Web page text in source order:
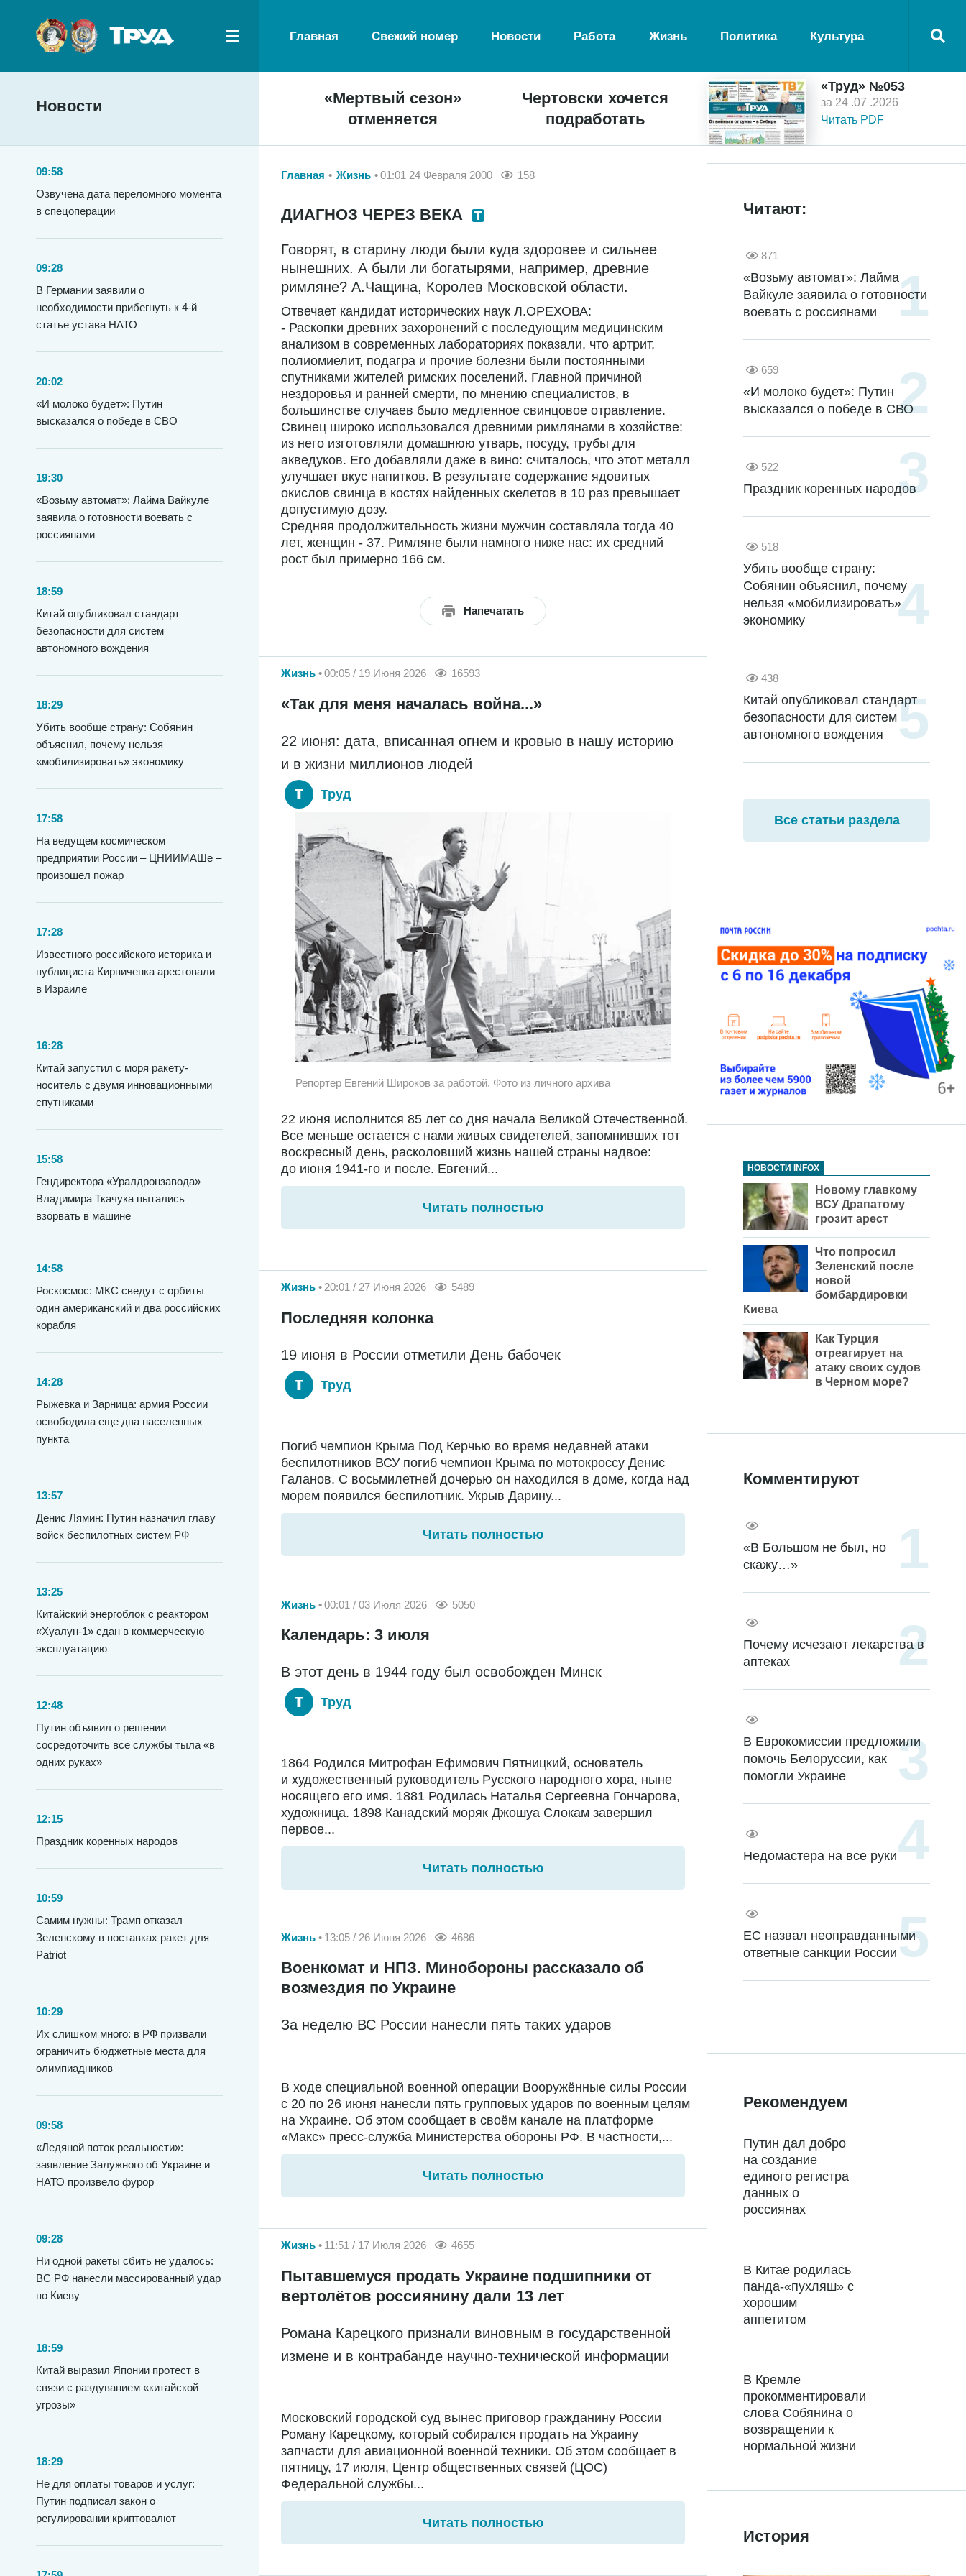
Главная Свежий номер Новости Работа Жизнь Политика Культура
Новости
«Мертвый сезон»
отменяется
Чертовски хочется
подработать
«Труд» №053
за 24 .07 .2026
Читать PDF
09:58
Озвучена дата переломного момента
в спецоперации
09:28
В Германии заявили о
необходимости прибегнуть к 4-й
статье устава НАТО
20:02
«И молоко будет»: Путин
высказался о победе в СВО
19:30
«Возьму автомат»: Лайма Вайкуле
заявила о готовности воевать с
россиянами
18:59
Китай опубликовал стандарт
безопасности для систем
автономного вождения
18:29
Убить вообще страну: Собянин
объяснил, почему нельзя
«мобилизировать» экономику
17:58
На ведущем космическом
предприятии России – ЦНИИМАШе –
произошел пожар
17:28
Известного российского историка и
публициста Кирпиченка арестовали
в Израиле
16:28
Китай запустил с моря ракету-
носитель с двумя инновационными
спутниками
15:58
Гендиректора «Уралдронзавода»
Владимира Ткачука пытались
взорвать в машине
14:58
Роскосмос: МКС сведут с орбиты
один американский и два российских
корабля
14:28
Рыжевка и Зарница: армия России
освободила еще два населенных
пункта
13:57
Денис Лямин: Путин назначил главу
войск беспилотных систем РФ
13:25
Китайский энергоблок с реактором
«Хуалун-1» сдан в коммерческую
эксплуатацию
12:48
Путин объявил о решении
сосредоточить все службы тыла «в
одних руках»
12:15
Праздник коренных народов
10:59
Самим нужны: Трамп отказал
Зеленскому в поставках ракет для
Patriot
10:29
Их слишком много: в РФ призвали
ограничить бюджетные места для
олимпиадников
09:58
«Ледяной поток реальности»:
заявление Залужного об Украине и
НАТО произвело фурор
09:28
Ни одной ракеты сбить не удалось:
ВС РФ нанесли массированный удар
по Киеву
18:59
Китай выразил Японии протест в
связи с раздуванием «китайской
угрозы»
18:29
Не для оплаты товаров и услуг:
Путин подписал закон о
регулировании криптовалют
Главная Жизнь 01:01 24 Февраля 2000 158
ДИАГНОЗ ЧЕРЕЗ ВЕКА
Говорят, в старину люди были куда здоровее и сильнее
нынешних. А были ли богатырями, например, древние
римляне? А.Чащина, Королев Московской области.
Отвечает кандидат исторических наук Л.ОРЕХОВА:
- Раскопки древних захоронений с последующим медицинским
анализом в современных лабораториях показали, что артрит,
полиомиелит, подагра и прочие болезни были постоянными
спутниками жителей римских поселений. Главной причиной
нездоровья и ранней смерти, по мнению специалистов, в
большинстве случаев было медленное свинцовое отравление.
Свинец широко использовался древними римлянами в хозяйстве:
из него изготовляли домашнюю утварь, посуду, трубы для
акведуков. Его добавляли даже в вино: считалось, что этот металл
улучшает вкус напитков. В результате содержание ядовитых
окислов свинца в костях найденных скелетов в 10 раз превышает
допустимую дозу.
Средняя продолжительность жизни мужчин составляла тогда 40
лет, женщин - 37. Римляне были намного ниже нас: их средний
рост был примерно 166 см.
Напечатать
Жизнь 00:05 / 19 Июня 2026 16593
«Так для меня началась война...»
22 июня: дата, вписанная огнем и кровью в нашу историю
и в жизни миллионов людей
Труд
Репортер Евгений Широков за работой. Фото из личного архива
22 июня исполнится 85 лет со дня начала Великой Отечественной.
Все меньше остается с нами живых свидетелей, запомнивших тот
воскресный день, расколовший жизнь нашей страны надвое:
до июня 1941-го и после. Евгений...
Читать полностью
Жизнь 20:01 / 27 Июня 2026 5489
Последняя колонка
19 июня в России отметили День бабочек
Труд
Погиб чемпион Крыма Под Керчью во время недавней атаки
беспилотников ВСУ погиб чемпион Крыма по мотокроссу Денис
Галанов. С восьмилетней дочерью он находился в доме, когда над
морем появился беспилотник. Укрыв Дарину...
Читать полностью
Жизнь 00:01 / 03 Июля 2026 5050
Календарь: 3 июля
В этот день в 1944 году был освобожден Минск
Труд
1864 Родился Митрофан Ефимович Пятницкий, основатель
и художественный руководитель Русского народного хора, ныне
носящего его имя. 1881 Родилась Наталья Сергеевна Гончарова,
художница. 1898 Канадский моряк Джошуа Слокам завершил
первое...
Читать полностью
Жизнь 13:05 / 26 Июня 2026 4686
Военкомат и НПЗ. Минобороны рассказало об
возмездия по Украине
За неделю ВС России нанесли пять таких ударов
В ходе специальной военной операции Вооружённые силы России
с 20 по 26 июня нанесли пять групповых ударов по военным целям
на Украине. Об этом сообщает в своём канале на платформе
«Макс» пресс-служба Министерства обороны РФ. В частности,...
Читать полностью
Жизнь 11:51 / 17 Июля 2026 4655
Пытавшемуся продать Украине подшипники от
вертолётов россиянину дали 13 лет
Романа Карецкого признали виновным в государственной
измене и в контрабанде научно-технической информации
Московский городской суд вынес приговор гражданину России
Роману Карецкому, который собирался продать на Украину
запчасти для авиационной военной техники. Об этом сообщает в
пятницу, 17 июля, Центр общественных связей (ЦОС)
Федеральной службы...
Читать полностью
Читают:
871
«Возьму автомат»: Лайма
Вайкуле заявила о готовности
воевать с россиянами
659
«И молоко будет»: Путин
высказался о победе в СВО
522
Праздник коренных народов
518
Убить вообще страну:
Собянин объяснил, почему
нельзя «мобилизировать»
экономику
438
Китай опубликовал стандарт
безопасности для систем
автономного вождения
Все статьи раздела
НОВОСТИ INFOX
Новому главкому
ВСУ Драпатому
грозит арест
Что попросил
Зеленский после
новой
бомбардировки
Киева
Как Турция
отреагирует на
атаку своих судов
в Черном море?
Комментируют
«В Большом не был, но
скажу…»
Почему исчезают лекарства в
аптеках
В Еврокомиссии предложили
помочь Белоруссии, как
помогли Украине
Недомастера на все руки
ЕС назвал неоправданными
ответные санкции России
Рекомендуем
Путин дал добро
на создание
единого регистра
данных о
россиянах
В Китае родилась
панда-«пухляш» с
хорошим
аппетитом
В Кремле
прокомментировали
слова Собянина о
возвращении к
нормальной жизни
История